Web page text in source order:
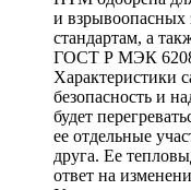
и взрывоопасных
стандартам, а
ГОСТ Р МЭК
Характеристики
безопасность и
будет
ее отдельные
друга. Ее
ответ на